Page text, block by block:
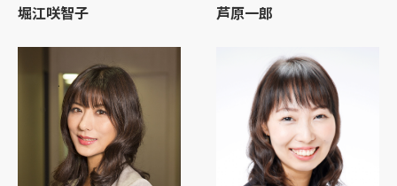
堀江咲智子 芦原一郎